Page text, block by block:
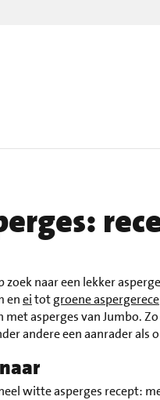
zoek naar een lekker
eneitotgroene
met asperges van Jumbo.
andere een aanrader als
witte asperges recept: